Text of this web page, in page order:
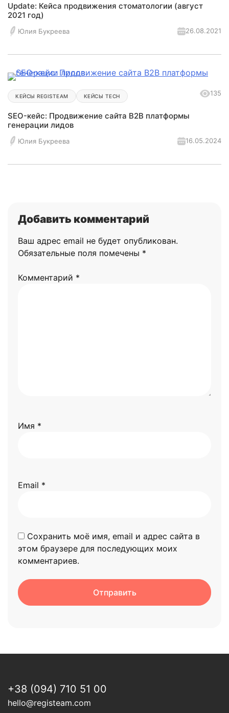
Update: Кейса продвижения стоматологии (август
2021 год)
Юлия Букреева 26.08.2021
КЕЙСЫ REGISTEAM КЕЙСЫ TECH 135
SEO-кейс: Продвижение сайта B2B платформы
генерации лидов
Юлия Букреева 16.05.2024
Добавить комментарий
Ваш адрес email не будет опубликован.
Обязательные поля помечены *
Комментарий *
Имя *
Email *
Сохранить моё имя, email и адрес сайта в
этом браузере для последующих моих
комментариев.
+38 (094) 710 51 00
hello@registeam.com